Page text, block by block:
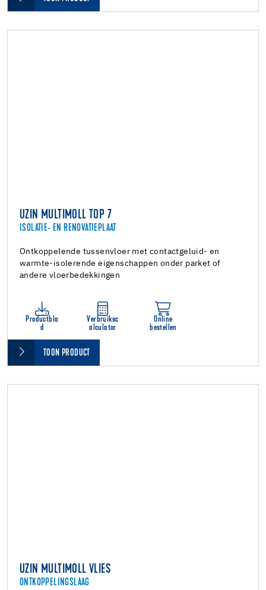
UZIN MULTIMOLL TOP 7
ISOLATIE- EN RENOVATIEPLAAT
Ontkoppelende tussenvloer met contactgeluid- en
warmte-isolerende eigenschappen onder parket of
andere vloerbedekkingen
Productbla
d
Verbruiksc
alculator
Online
bestellen
TOON PRODUCT
UZIN MULTIMOLL VLIES
ONTKOPPELINGSLAAG